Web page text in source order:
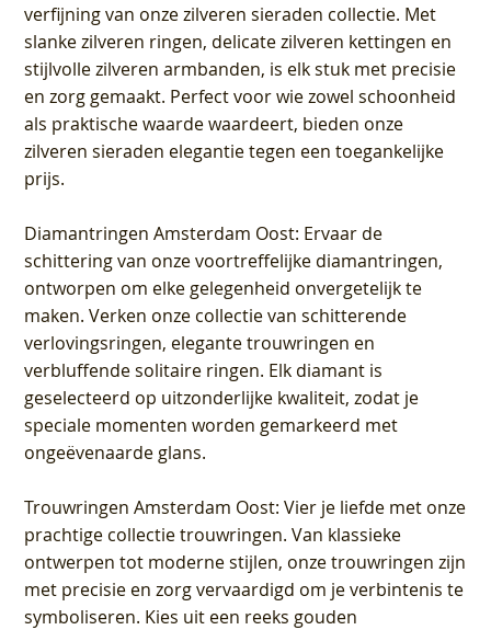
verfijning van onze zilveren sieraden collectie. Met
slanke zilveren ringen, delicate zilveren kettingen en
stijlvolle zilveren armbanden, is elk stuk met precisie
en zorg gemaakt. Perfect voor wie zowel schoonheid
als praktische waarde waardeert, bieden onze
zilveren sieraden elegantie tegen een toegankelijke
prijs.
Diamantringen Amsterdam Oost: Ervaar de
schittering van onze voortreffelijke diamantringen,
ontworpen om elke gelegenheid onvergetelijk te
maken. Verken onze collectie van schitterende
verlovingsringen, elegante trouwringen en
verbluffende solitaire ringen. Elk diamant is
geselecteerd op uitzonderlijke kwaliteit, zodat je
speciale momenten worden gemarkeerd met
ongeëvenaarde glans.
Trouwringen Amsterdam Oost: Vier je liefde met onze
prachtige collectie trouwringen. Van klassieke
ontwerpen tot moderne stijlen, onze trouwringen zijn
met precisie en zorg vervaardigd om je verbintenis te
symboliseren. Kies uit een reeks gouden